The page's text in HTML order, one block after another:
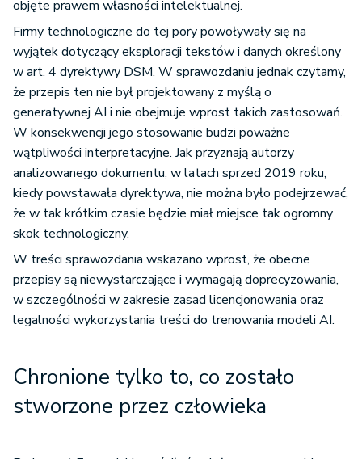
Firmy technologiczne do tej pory powoływały się na
wyjątek dotyczący eksploracji tekstów i danych określony
w art. 4 dyrektywy DSM. W sprawozdaniu jednak czytamy,
że przepis ten nie był projektowany z myślą o
generatywnej AI i nie obejmuje wprost takich zastosowań.
W konsekwencji jego stosowanie budzi poważne
wątpliwości interpretacyjne. Jak przyznają autorzy
analizowanego dokumentu, w latach sprzed 2019 roku,
kiedy powstawała dyrektywa, nie można było podejrzewać,
że w tak krótkim czasie będzie miał miejsce tak ogromny
skok technologiczny.
W treści sprawozdania wskazano wprost, że obecne
przepisy są niewystarczające i wymagają doprecyzowania,
w szczególności w zakresie zasad licencjonowania oraz
legalności wykorzystania treści do trenowania modeli AI.
stworzone przez człowieka